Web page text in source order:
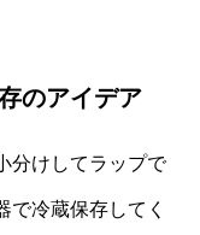
のアイデア
分けしてラップで
で冷蔵保存してく